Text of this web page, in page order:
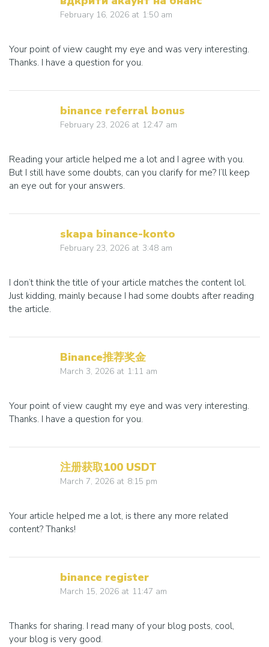
February 16, 2026 at 1:50 am
Your point of view caught my eye and was very interesting.
Thanks. I have a question for you.
binance referral bonus
February 23, 2026 at 12:47 am
Reading your article helped me a lot and I agree with you.
But I still have some doubts, can you clarify for me? I’ll keep
an eye out for your answers.
skapa binance-konto
February 23, 2026 at 3:48 am
I don’t think the title of your article matches the content lol.
Just kidding, mainly because I had some doubts after reading
the article.
Binance推荐奖金
March 3, 2026 at 1:11 am
Your point of view caught my eye and was very interesting.
Thanks. I have a question for you.
注册获取100 USDT
March 7, 2026 at 8:15 pm
Your article helped me a lot, is there any more related
content? Thanks!
binance register
March 15, 2026 at 11:47 am
Thanks for sharing. I read many of your blog posts, cool,
your blog is very good.